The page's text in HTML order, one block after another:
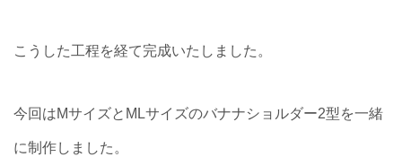
こうした工程を経て完成いたしました。
今回はMサイズとMLサイズのバナナショルダー2型を一緒
に制作しました。